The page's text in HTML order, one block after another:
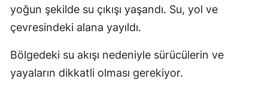
yoğun şekilde su çıkışı yaşandı. Su, yol ve
çevresindeki alana yayıldı.
Bölgedeki su akışı nedeniyle sürücülerin ve
yayaların dikkatli olması gerekiyor.